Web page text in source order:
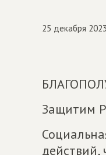
25 декабря 2023
Защитим
действий,